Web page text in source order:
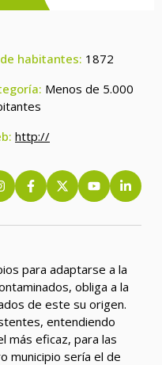
de habitantes: 1872
Menos de 5.000
http://
para adaptarse a la
obliga a la
de este su origen.
entendiendo
más eficaz, para las
municipio sería el de